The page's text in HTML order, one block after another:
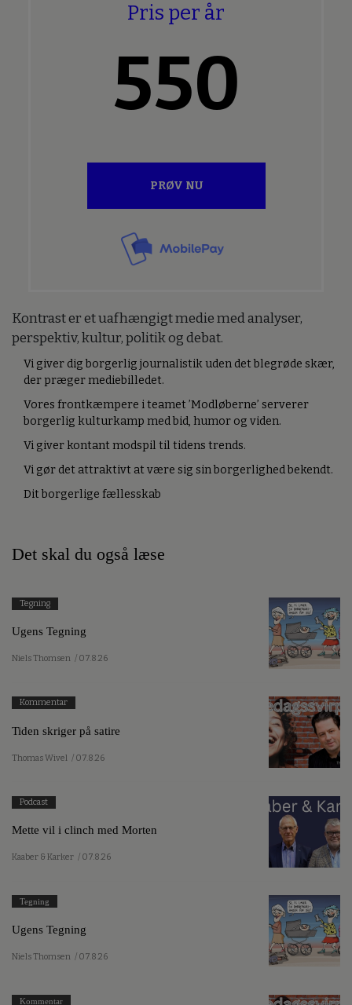
Pris per år
550
PRØV NU
Kontrast er et uafhængigt medie med analyser,
perspektiv, kultur, politik og debat.
Vi giver dig borgerlig journalistik uden det blegrøde skær,
der præger mediebilledet.
Vores frontkæmpere i teamet ’Modløberne’ serverer
borgerlig kulturkamp med bid, humor og viden.
Vi giver kontant modspil til tidens trends.
Vi gør det attraktivt at være sig sin borgerlighed bekendt.
Dit borgerlige fællesskab
Det skal du også læse
Tegning
Ugens Tegning
Niels Thomsen / 07.8.26
Kommentar
Tiden skriger på satire
Thomas Wivel / 07.8.26
Podcast
Mette vil i clinch med Morten
Kaaber & Karker / 07.8.26
Tegning
Ugens Tegning
Niels Thomsen / 07.8.26
Kommentar